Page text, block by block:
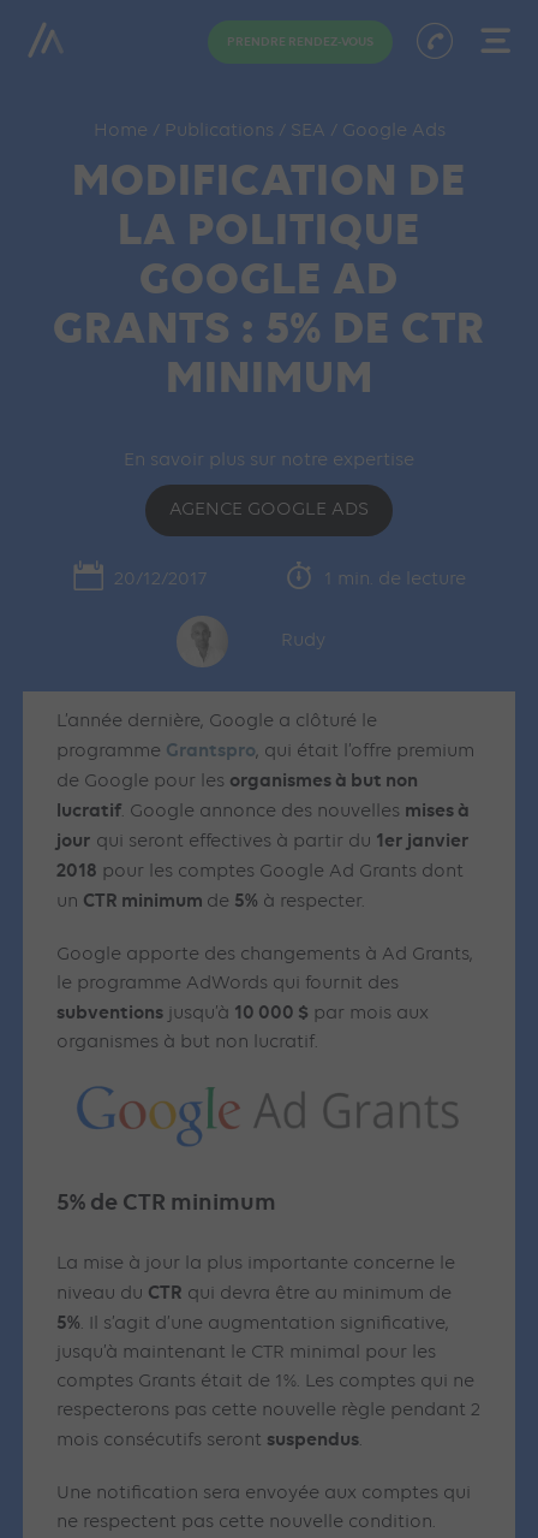
PRENDRE RENDEZ-VOUS
Home / Publications / SEA / Google Ads
MODIFICATION DE
LA POLITIQUE
GOOGLE AD
GRANTS : 5% DE CTR
MINIMUM
En savoir plus sur notre expertise
AGENCE GOOGLE ADS
20/12/2017 1 min. de lecture
Rudy
L’année dernière, Google a clôturé le
programme Grantspro, qui était l’offre premium
de Google pour les organismes à but non
lucratif. Google annonce des nouvelles mises à
jour qui seront effectives à partir du 1er janvier
2018 pour les comptes Google Ad Grants dont
un CTR minimum de 5% à respecter.
Google apporte des changements à Ad Grants,
le programme AdWords qui fournit des
subventions jusqu’à 10 000 $ par mois aux
organismes à but non lucratif.
5% de CTR minimum
La mise à jour la plus importante concerne le
niveau du CTR qui devra être au minimum de
5%. Il s’agit d’une augmentation significative,
jusqu’à maintenant le CTR minimal pour les
comptes Grants était de 1%. Les comptes qui ne
respecterons pas cette nouvelle règle pendant 2
mois consécutifs seront suspendus.
Une notification sera envoyée aux comptes qui
ne respectent pas cette nouvelle condition.